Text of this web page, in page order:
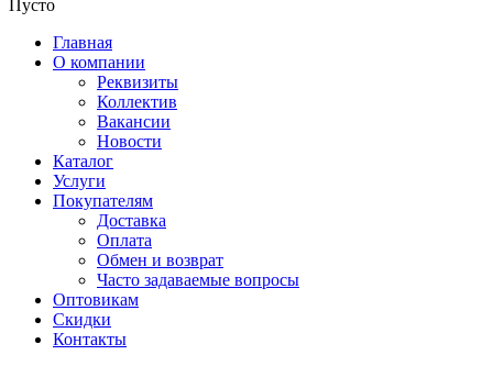
Пусто
Главная
О компании
Реквизиты
Коллектив
Вакансии
Новости
Каталог
Услуги
Покупателям
Доставка
Оплата
Обмен и возврат
Часто задаваемые вопросы
Оптовикам
Скидки
Контакты